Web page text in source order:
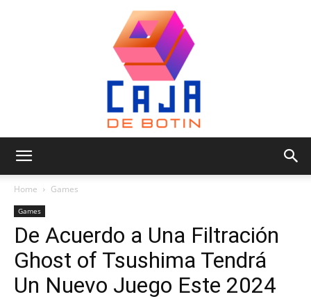
de
Botin
Home Games
Games
De Acuerdo a Una Filtración
Ghost of Tsushima Tendrá
Un Nuevo Juego Este 2024